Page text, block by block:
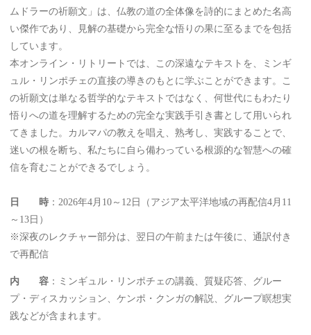
ムドラーの祈願文」は、仏教の道の全体像を詩的にまとめた名高
い傑作であり、見解の基礎から完全な悟りの果に至るまでを包括
しています。
本オンライン・リトリートでは、この深遠なテキストを、ミンギ
ュル・リンポチェの直接の導きのもとに学ぶことができます。こ
の祈願文は単なる哲学的なテキストではなく、何世代にもわたり
悟りへの道を理解するための完全な実践手引き書として用いられ
てきました。カルマパの教えを唱え、熟考し、実践することで、
迷いの根を断ち、私たちに自ら備わっている根源的な智慧への確
信を育むことができるでしょう。
日 時 ：2026年4月10～12日（アジア太平洋地域の再配信4月11
～13日）
※深夜のレクチャー部分は、翌日の午前または午後に、通訳付き
で再配信
内 容 ：ミンギュル・リンポチェの講義、質疑応答、グルー
プ・ディスカッション、ケンポ・クンガの解説、グループ瞑想実
践などが含まれます。